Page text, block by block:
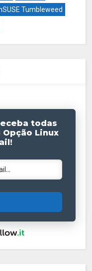
Tumbleweed
todas
Linux